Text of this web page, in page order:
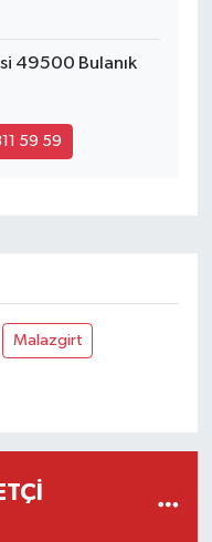
49500 Bulanık
59 59
Malazgirt